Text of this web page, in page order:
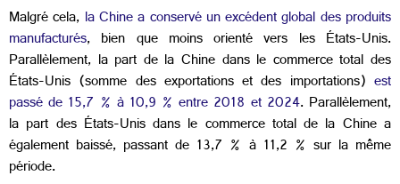
Malgré cela, la Chine a conservé un excédent global des produits
manufacturés, bien que moins orienté vers les États-Unis.
Parallèlement, la part de la Chine dans le commerce total des
États-Unis (somme des exportations et des importations) est
passé de 15,7 % à 10,9 % entre 2018 et 2024. Parallèlement,
la part des États-Unis dans le commerce total de la Chine a
également baissé, passant de 13,7 % à 11,2 % sur la même
période.